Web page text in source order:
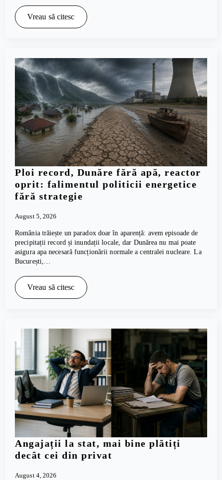
Vreau să citesc
Ploi record, Dunăre fără apă, reactor
oprit: falimentul politicii energetice
fără strategie
August 5, 2026
România trăiește un paradox doar în aparență: avem episoade de
precipitații record și inundații locale, dar Dunărea nu mai poate
asigura apa necesară funcționării normale a centralei nucleare. La
București,…
Vreau să citesc
Angajații la stat, mai bine plătiți
decât cei din privat
August 4, 2026